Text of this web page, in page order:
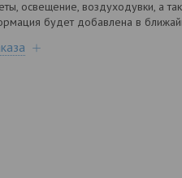
освещение, воздуходувки, а
будет добавлена в